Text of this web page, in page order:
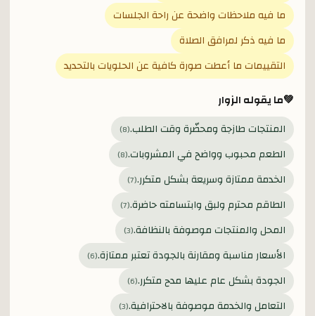
ما فيه ملاحظات واضحة عن راحة الجلسات
ما فيه ذكر لمرافق الصلاة
التقييمات ما أعطت صورة كافية عن الحلويات بالتحديد
💚ما يقوله الزوار
المنتجات طازجة ومحضّرة وقت الطلب.(
8
)
الطعم محبوب وواضح في المشروبات.(
8
)
الخدمة ممتازة وسريعة بشكل متكرر.(
7
)
الطاقم محترم ولبق وابتسامته حاضرة.(
7
)
المحل والمنتجات موصوفة بالنظافة.(
3
)
الأسعار مناسبة ومقارنة بالجودة تعتبر ممتازة.(
6
)
الجودة بشكل عام عليها مدح متكرر.(
6
)
التعامل والخدمة موصوفة بالاحترافية.(
3
)